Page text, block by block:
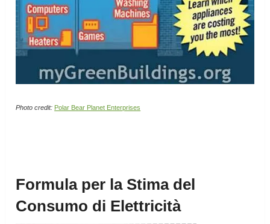
Photo credit: Polar Bear Planet Enterprises
Formula per la Stima del
Consumo di Elettricità